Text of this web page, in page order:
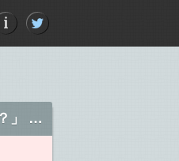
民民・玉木代表「自公・維新の賛成で防衛増税（合計約１兆円）が決まってしまった！維新は反対していたはずだが？」 → ｗｗｗｗｗｗｗｗｗｗｗｗｗｗｗｗｗｗｗ